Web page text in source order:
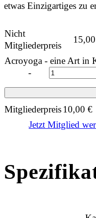
etwas Einzigartiges zu
Nicht
Mitgliederpreis
Acroyoga - eine Art in
-
Mitgliederpreis10,00€
Jetzt Mitglied